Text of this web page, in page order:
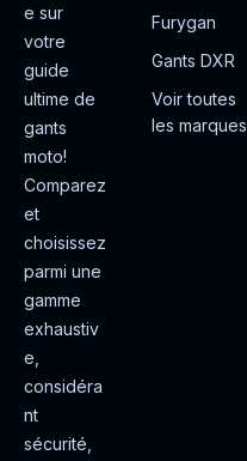
e sur
votre
guide
ultime de
gants
moto!
Comparez
et
choisissez
parmi une
gamme
exhaustiv
e,
considéra
nt
sécurité,
Furygan
Gants DXR
Voir toutes
les marques